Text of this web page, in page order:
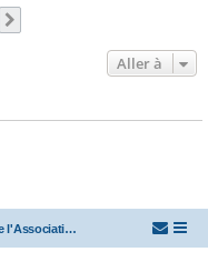
Aller à
Forum de l'Association Française de Classe M